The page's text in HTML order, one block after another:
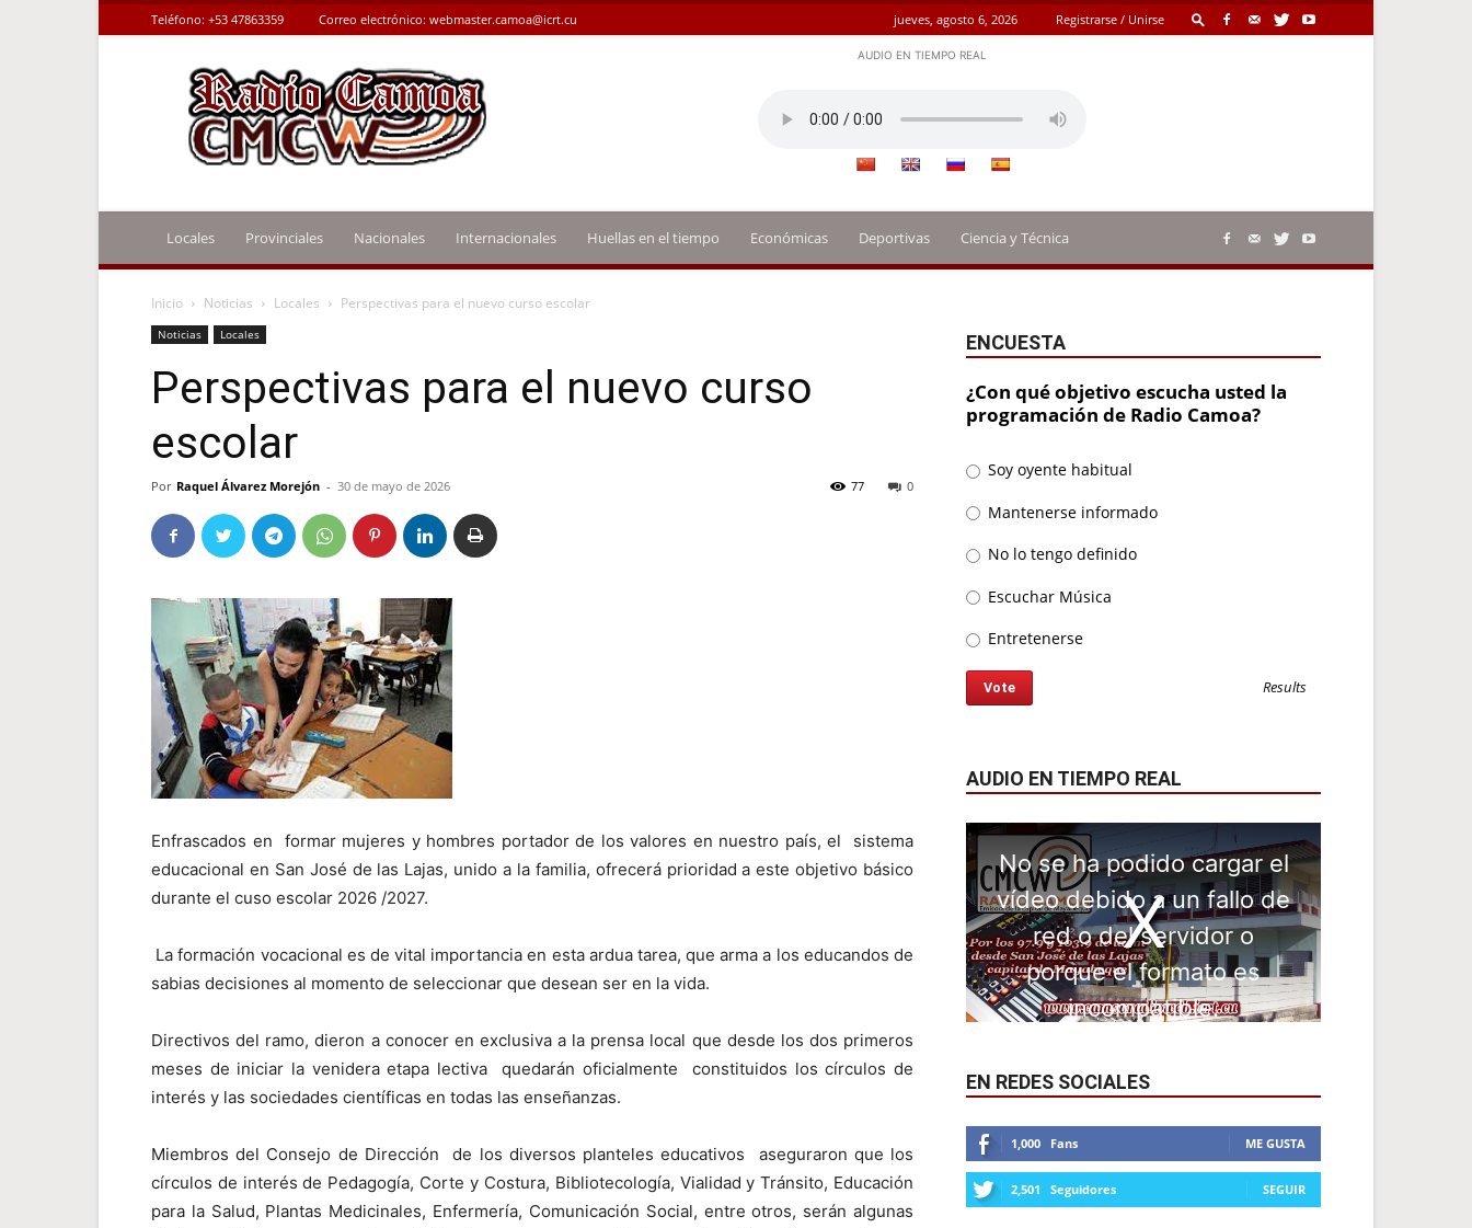
jueves, agosto 6, 2026 Registrarse / Unirse
Teléfono: +53 47863359 Correo electrónico: webmaster.camoa@icrt.cu
Radio
Camoa
AUDIO EN TIEMPO REAL
Locales Provinciales Nacionales Internacionales Huellas en el tiempo Económicas Deportivas Ciencia y Técnica
Inicio Noticias Locales Perspectivas para el nuevo curso escolar
Noticias Locales
Perspectivas para el nuevo curso
escolar
Por Raquel Álvarez Morejón - 30 de mayo de 2026 0
77
Enfrascados en formar mujeres y hombres portador de los valores en nuestro país, el sistema
educacional en San José de las Lajas, unido a la familia, ofrecerá prioridad a este objetivo básico
durante el cuso escolar 2026 /2027.
La formación vocacional es de vital importancia en esta ardua tarea, que arma a los educandos de
sabias decisiones al momento de seleccionar que desean ser en la vida.
Directivos del ramo, dieron a conocer en exclusiva a la prensa local que desde los dos primeros
meses de iniciar la venidera etapa lectiva quedarán oficialmente constituidos los círculos de
interés y las sociedades científicas en todas las enseñanzas.
Miembros del Consejo de Dirección de los diversos planteles educativos aseguraron que los
círculos de interés de Pedagogía, Corte y Costura, Bibliotecología, Vialidad y Tránsito, Educación
para la Salud, Plantas Medicinales, Enfermería, Comunicación Social, entre otros, serán algunas
ENCUESTA
¿Con qué objetivo escucha usted la
programación de Radio Camoa?
Soy oyente habitual
Mantenerse informado
No lo tengo definido
Escuchar Música
Entretenerse
Results
AUDIO EN TIEMPO REAL
EN REDES SOCIALES
1,000 Fans ME GUSTA
2,501 Seguidores SEGUIR